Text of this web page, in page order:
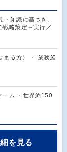
知識に基づき、
戦略策定～実行／
まる方） ・ 業務経
ーム ・世界約150
を見る